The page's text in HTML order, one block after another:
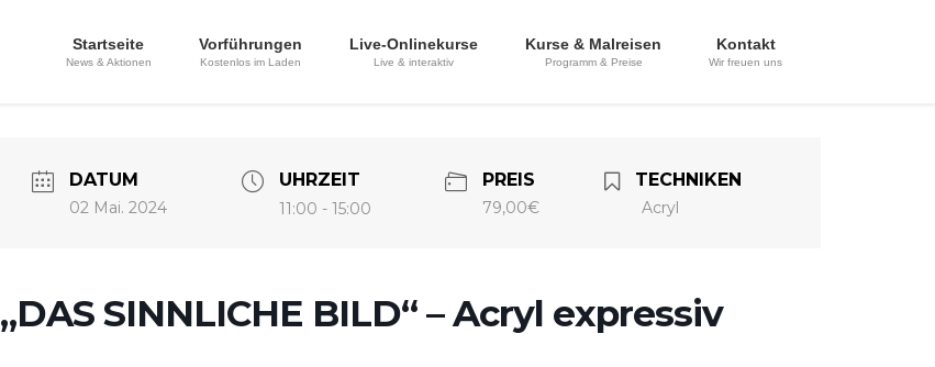
Startseite
News & Aktionen
Vorführungen
Kostenlos im Laden
Live-Onlinekurse
Live & interaktiv
Kurse & Malreisen
Programm & Preise
Kontakt
Wir freuen uns
DATUM
02 Mai. 2024
UHRZEIT
11:00 - 15:00
PREIS
79,00€
TECHNIKEN
Acryl
„DAS SINNLICHE BILD“ – Acryl expressiv